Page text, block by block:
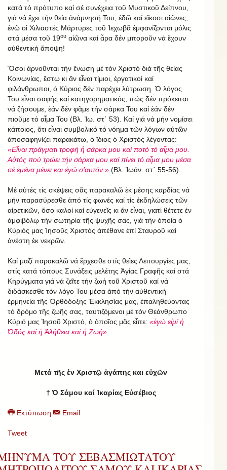
κατά τό πρότυπο καί σέ συνέχεια τοῦ Μυστικοῦ Δείπνου,
γιά νά ἔχει τήν θεία ἀνάμνησή Του, ἐδῶ καί εἴκοσι αἰῶνες,
ἐνῶ οἱ Χιλιαστές Μάρτυρες τοῦ Ἱεχωβᾶ ἐμφανίζονται μόλις
στά μέσα τοῦ 19ου αἰῶνα καί ἆρα δέν μποροῦν νά ἔχουν
αὐθεντική ἄποψη!
Ὅσοι ἀρνοῦνται τήν ἕνωση μέ τόν Χριστό διά τῆς θείας
Κοινωνίας, ἔστω κι ἄν εἶναι τίμιοι, ἐργατικοί καί
φιλάνθρωποι, ὁ Κύριος δέν παρέχει λύτρωση. Ὁ λόγος
Του εἶναι σαφής καί κατηγορηματικός, πώς δέν πρόκειται
νά ζήσουμε, ἐάν δέν φᾶμε τήν σάρκα Του καί ἐάν δέν
πιοῦμε τό αἷμα Του (Βλ. Ἰω. στ΄ 53). Καί γιά νά μήν νομίσει
κάποιος, ὅτι εἶναι συμβολικό τό νόημα τῶν λόγων αὐτῶν
ἀποσαφηνίζει παρακάτω, ὁ ἴδιος ὁ Χριστός λέγοντας:
«Εἶναι πράγματι τροφή ἡ σάρκα μου καί ποτό τό αἷμα μου.
Αὐτός πού τρώει τήν σάρκα μου καί πίνει τό αἷμα μου μέσα
σέ ἐμένα μένει και ἐγώ σ’αυτόν.» (Βλ. Ἰωάν. στ΄ 55-56).
Μέ αὐτές τίς σκέψεις σᾶς παρακαλῶ ἐκ μέσης καρδίας νά
μήν παρασύρεσθε ἀπό τίς φωνές καί τίς ἐκδηλώσεις τῶν
αἱρετικῶν, ὅσο καλοί καί εὐγενεῖς κι ἄν εἶναι, γιατί θέτετε ἐν
ἀμφιβόλῳ τήν σωτηρία τῆς ψυχῆς σας, γιά τήν ὁποία ὁ
Κύριός μας Ἰησοῦς Χριστός ἀπέθανε ἐπί Σταυροῦ καί
ἀνέστη ἐκ νεκρῶν.
Καί μαζί παρακαλῶ νά ἔρχεσθε στίς θεῖες Λειτουργίες μας,
στίς κατά τόπους Συνάξεις μελέτης Ἁγίας Γραφῆς καί στά
Κηρύγματα γιά νά ζεῖτε τήν ζωή τοῦ Χριστοῦ καί νά
διδάσκεσθε τόν λόγο Του μέσα ἀπό τήν αὐθεντική
ἑρμηνεία τῆς Ὀρθόδοξης Ἐκκλησίας μας, ἐπαληθεύοντας
τό δρόμο τῆς ζωῆς σας, ταυτιζόμενοι μέ τόν Θεάνθρωπο
Κύριό μας Ἰησοῦ Χριστό, ὁ ὁποῖος μᾶς εἶπε: «ἐγώ εἰμί ἡ
Ὁδός καί ἡ Ἀλήθεια καί ἡ Ζωή».
Μετά τῆς ἐν Χριστῷ ἀγάπης και εὐχῶν
† Ὁ Σάμου καί Ἰκαρίας Εὐσέβιος
Εκτύπωση Email
Tweet
ΤΟΥ ΣΕΒΑΣΜΙΩΤΑΤΟΥ